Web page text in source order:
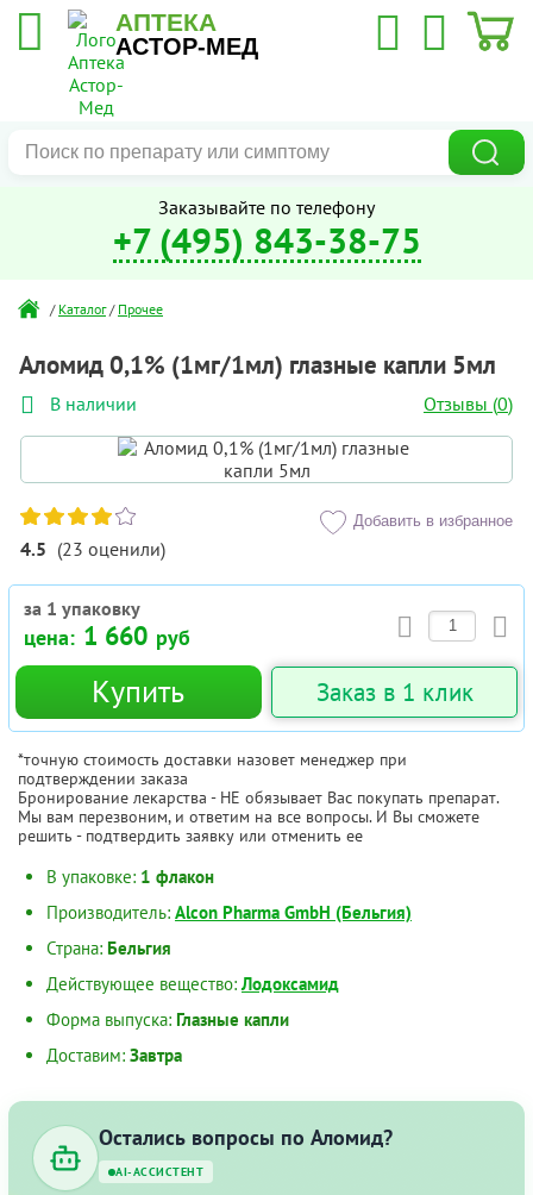
АПТЕКА
АСТОР-МЕД
Заказывайте по телефону
+7 (495) 843-38-75
/ Каталог / Прочее
Аломид 0,1% (1мг/1мл) глазные капли 5мл
В наличии Отзывы (0)
4.5 (23 оценили)
Добавить в избранное
за 1 упаковку
цена: 1 660 руб
Купить Заказ в 1 клик
*точную стоимость доставки назовет менеджер при
подтверждении заказа
Бронирование лекарства - НЕ обязывает Вас покупать препарат.
Мы вам перезвоним, и ответим на все вопросы. И Вы сможете
решить - подтвердить заявку или отменить ее
В упаковке: 1 флакон
Производитель: Alcon Pharma GmbH (Бельгия)
Страна: Бельгия
Действующее вещество:Лодоксамид
Форма выпуска: Глазные капли
Доставим: Завтра
Остались вопросы по Аломид?
AI-АССИСТЕНТ